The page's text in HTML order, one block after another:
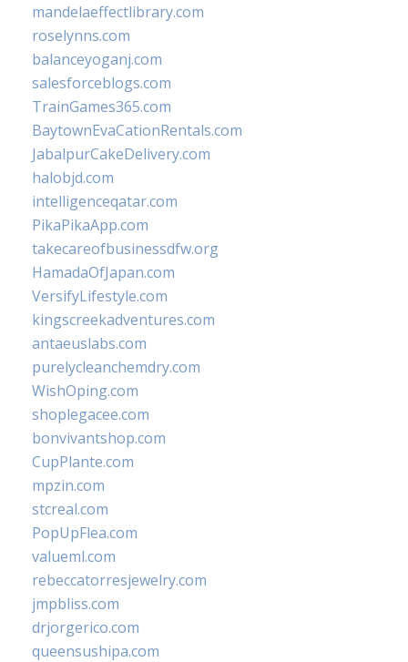
mandelaeffectlibrary.com
roselynns.com
balanceyoganj.com
salesforceblogs.com
TrainGames365.com
BaytownEvaCationRentals.com
JabalpurCakeDelivery.com
halobjd.com
intelligenceqatar.com
PikaPikaApp.com
takecareofbusinessdfw.org
HamadaOfJapan.com
VersifyLifestyle.com
kingscreekadventures.com
antaeuslabs.com
purelycleanchemdry.com
WishOping.com
shoplegacee.com
bonvivantshop.com
CupPlante.com
mpzin.com
stcreal.com
PopUpFlea.com
valueml.com
rebeccatorresjewelry.com
jmpbliss.com
drjorgerico.com
queensushipa.com